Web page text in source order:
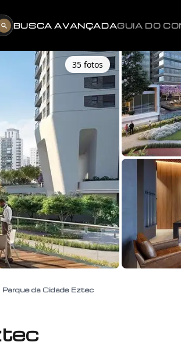
BUSCA AVANÇADAGUIA DO
35 fotos
Parque da Cidade Eztec